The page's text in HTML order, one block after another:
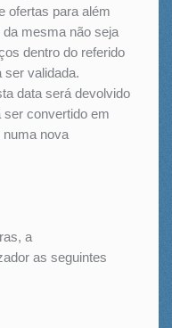
ofertas para além
mesma não seja
dentro do referido
ser validada.
data será devolvido
ser convertido em
numa nova
a
as seguintes